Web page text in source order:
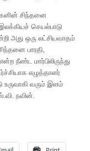
சிந்தனை
செயல்பாடு
அது ஒரு லட்சியவாதம்
பாரதி,
நீண்ட மார்பிலிருந்து
எழுத்தாளர்
வரும் இளம்
நவின்.